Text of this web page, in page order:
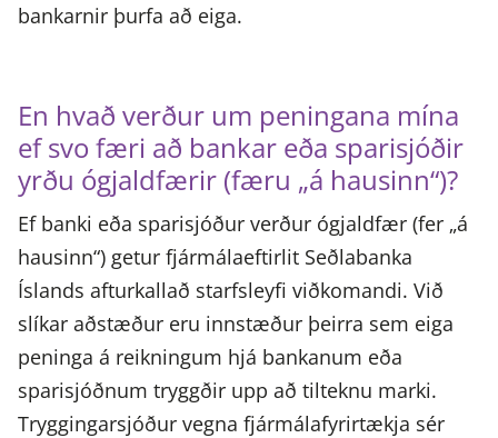
bankarnir þurfa að eiga.
En hvað verður um peningana mína
ef svo færi að bankar eða sparisjóðir
yrðu ógjaldfærir (færu „á hausinn“)?
Ef banki eða sparisjóður verður ógjaldfær (fer „á
hausinn“) getur fjármálaeftirlit Seðlabanka
Íslands afturkallað starfsleyfi viðkomandi. Við
slíkar aðstæður eru innstæður þeirra sem eiga
peninga á reikningum hjá bankanum eða
sparisjóðnum tryggðir upp að tilteknu marki.
Tryggingarsjóður vegna fjármálafyrirtækja sér